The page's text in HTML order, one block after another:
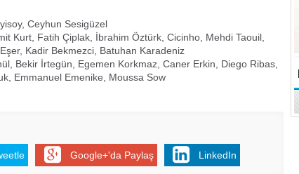
Ceyhun Sesigüzel
Kurt, Fatih Çiplak, İbrahim Öztürk, Cicinho, Mehdi Taouil,
Kadir Bekmezci, Batuhan Karadeniz
Bekir İrtegün, Egemen Korkmaz, Caner Erkin, Diego Ribas,
Emmanuel Emenike, Moussa Sow
Google+'da Paylaş LinkedIn